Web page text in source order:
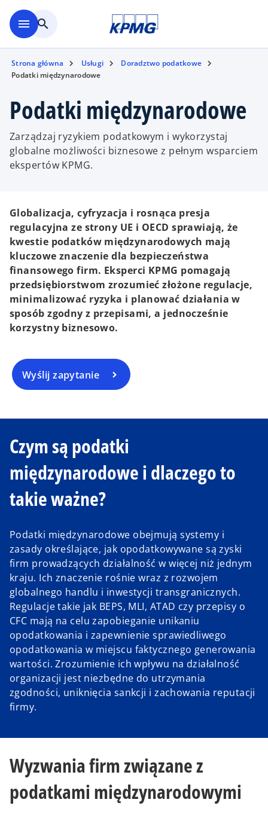
menu search
Strona główna Usługi
Doradztwo podatkowe
Podatki międzynarodowe
Podatki międzynarodowe
Zarządzaj ryzykiem podatkowym i wykorzystaj
globalne możliwości biznesowe z pełnym wsparciem
ekspertów KPMG.
Globalizacja, cyfryzacja i rosnąca presja
regulacyjna ze strony UE i OECD sprawiają, że
kwestie podatków międzynarodowych mają
kluczowe znaczenie dla bezpieczeństwa
finansowego firm. Eksperci KPMG pomagają
przedsiębiorstwom zrozumieć złożone regulacje,
minimalizować ryzyka i planować działania w
sposób zgodny z przepisami, a jednocześnie
korzystny biznesowo.
Wyślij zapytanie
Czym są podatki
międzynarodowe i dlaczego to
takie ważne?
Podatki międzynarodowe obejmują systemy i
zasady określające, jak opodatkowywane są zyski
firm prowadzących działalność w więcej niż jednym
kraju. Ich znaczenie rośnie wraz z rozwojem
globalnego handlu i inwestycji transgranicznych.
Regulacje takie jak BEPS, MLI, ATAD czy przepisy o
CFC mają na celu zapobieganie unikaniu
opodatkowania i zapewnienie sprawiedliwego
opodatkowania w miejscu faktycznego generowania
wartości. Zrozumienie ich wpływu na działalność
organizacji jest niezbędne do utrzymania
zgodności, uniknięcia sankcji i zachowania reputacji
firmy.
Wyzwania firm związane z
podatkami międzynarodowymi